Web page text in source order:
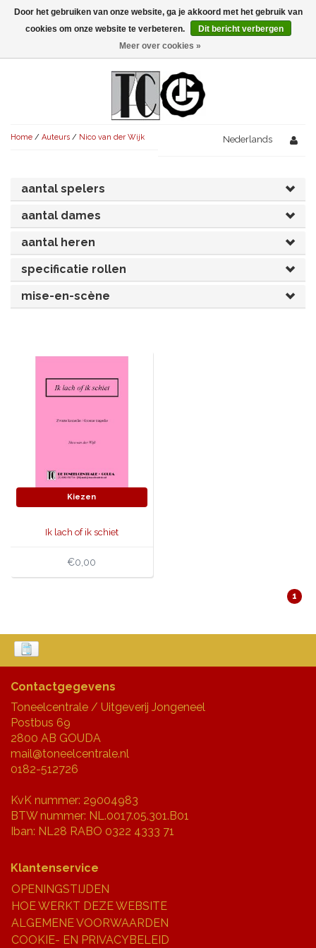
Menu
AVONDVULLEND (+75')
KORT (-30')
UITGELICHT!
AVONDVULLEND (+75')
OVERIG (30'-75')
UITGELICHT!
OVERIG (30'-75')
UITGELICHT!
AVONDVULLEND (+75')
KORT (-30')
OVERIG (30'-75')
UITGELICHT!
SPEKTAKELSTUKKEN
JUBILEUMSTUK
KOSTUUMSTUK
MUSICAL
OVERIG
SINTERKLAASTONEEL
HANDBOEKEN
THEATERBOEKEN
RECHTEN REGELEN
Home / Auteurs / Nico van der Wijk Nederlands
aantal spelers
aantal dames
aantal heren
specificatie rollen
mise-en-scène
Kiezen
Ik lach of ik schiet
€0,00
1
Contactgegevens
Toneelcentrale / Uitgeverij Jongeneel
Postbus 69
2800 AB GOUDA
mail@toneelcentrale.nl
0182-512726
KvK nummer: 29004983
BTW nummer: NL.0017.05.301.B01
Iban: NL28 RABO 0322 4333 71
Klantenservice
OPENINGSTIJDEN
HOE WERKT DEZE WEBSITE
ALGEMENE VOORWAARDEN
COOKIE- EN PRIVACYBELEID
Door het gebruiken van onze website, ga je akkoord met het gebruik van
cookies om onze website te verbeteren.
Dit bericht verbergen
Meer over cookies »